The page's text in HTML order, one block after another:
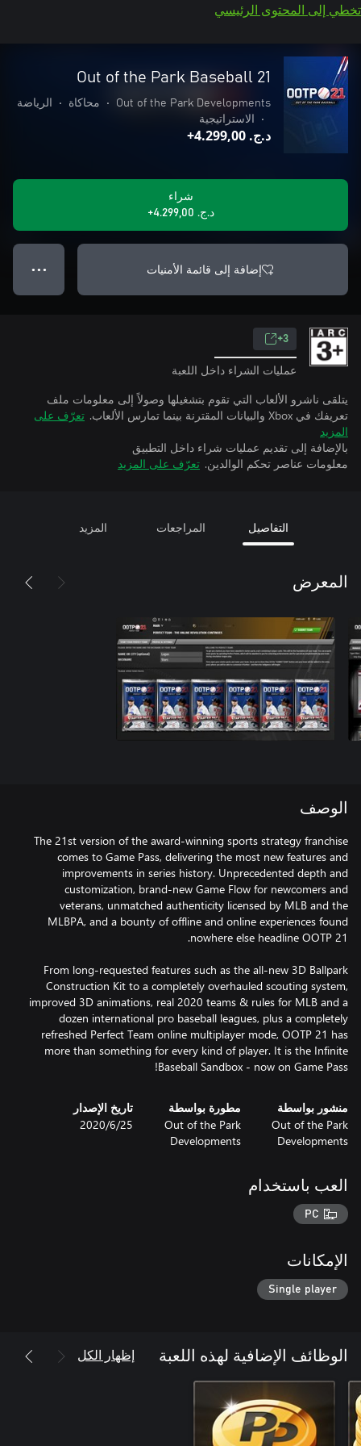
تخطي إلى المحتوى الرئيسي
Out of the Park Baseball 21
Out of the Park Developments
• محاكاة •
الرياضة
•
الاستراتيجية
د.ج.‏ 4.299,00+
شراء
د.ج.‏ 4.299,00+
إضافة إلى قائمة الأمنيات ● ● ●
3+
عمليات الشراء داخل اللعبة
يتلقى ناشرو الألعاب التي تقوم بتشغيلها وصولاً إلى معلومات ملف
تعريفك في Xbox والبيانات المقترنة بينما تمارس الألعاب.
تعرّف على
المزيد
بالإضافة إلى تقديم عمليات شراء داخل التطبيق
معلومات عناصر تحكم الوالدين. تعرّف على المزيد
التفاصيل المراجعات المزيد
المعرض
الوصف
The 21st version of the award-winning sports strategy franchise
comes to Game Pass, delivering the most new features and
improvements in series history. Unprecedented depth and
customization, brand-new Game Flow for newcomers and
veterans, unmatched authenticity licensed by MLB and the
MLBPA, and a bounty of offline and online experiences found
From long-requested features such as the all-new 3D Ballpark
Construction Kit to a completely overhauled scouting system,
improved 3D animations, real 2020 teams & rules for MLB and a
dozen international pro baseball leagues, plus a completely
refreshed Perfect Team online multiplayer mode, OOTP 21 has
more than something for every kind of player. It is the Infinite
Baseball Sandbox - now on Game Pass!
منشور بواسطة
Out of the Park
Developments
مطورة بواسطة
Out of the Park
Developments
تاريخ الإصدار
25‏/6‏/2020
العب باستخدام
PC
الإمكانات
Single player
الوظائف الإضافية لهذه اللعبة إظهار الكل